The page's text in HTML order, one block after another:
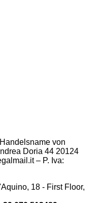
von
Doria 44 20124
– P. Iva:
18 - First Floor,